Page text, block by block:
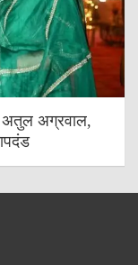
अतुल अग्रवाल,